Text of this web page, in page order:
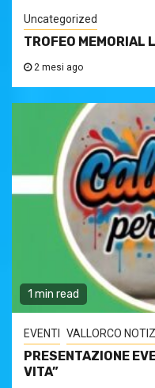
Uncategorized
TROFEO MEMORIAL
2 mesi ago
1 min read
EVENTI VALLORCO
PRESENTAZIONE
VITA”